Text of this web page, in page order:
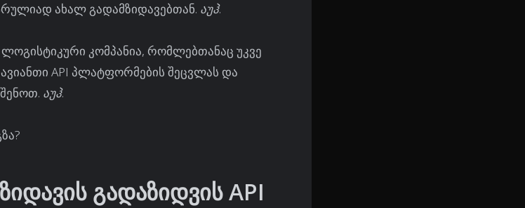
ახალ გადამზიდავებთან. აუჰ.
კომპანია, რომლებთანაც უკვე
API პლატფორმების შეცვლას და
აუჰ.
გადაზიდვის API